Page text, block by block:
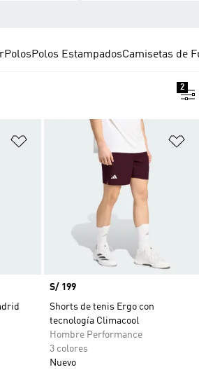
PolosPolos EstampadosCamisetas de
2
Añadir a la lista de deseos
Precio
S/ 199
Shorts de tenis Ergo con
tecnología Climacool
Hombre Performance
3 colores
Nuevo